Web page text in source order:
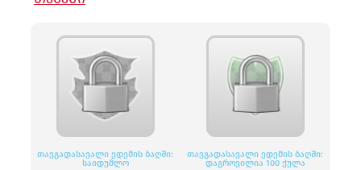
ᲗᲐᲕᲒᲐᲓᲐᲡᲐᲕᲐᲚᲘ ᲔᲓᲔᲛᲘᲡ ᲑᲐᲦᲨᲘ:
ᲡᲐᲘᲓᲣᲛᲚᲝ
ᲗᲐᲕᲒᲐᲓᲐᲡᲐᲕᲐᲚᲘ ᲔᲓᲔᲛᲘᲡ ᲑᲐᲦᲨᲘ:
ᲓᲐᲒᲠᲝᲕᲘᲚᲘᲐ 100 ᲥᲣᲚᲐ